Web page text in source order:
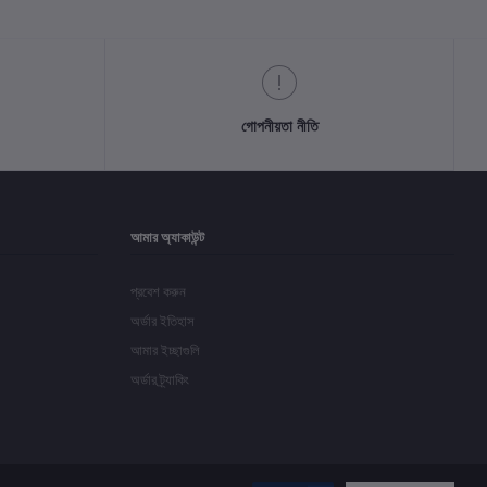
গোপনীয়তা নীতি
আমার অ্যাকাউন্ট
প্রবেশ করুন
অর্ডার ইতিহাস
আমার ইচ্ছাগুলি
অর্ডার ট্র্যাকিং